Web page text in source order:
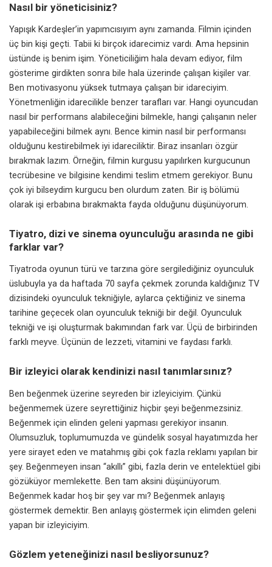
Nasıl bir yöneticisiniz?
Yapışık Kardeşler’in yapımcısıyım aynı zamanda. Filmin içinden
üç bin kişi geçti. Tabii ki birçok idarecimiz vardı. Ama hepsinin
üstünde iş benim işim. Yöneticiliğim hala devam ediyor, film
gösterime girdikten sonra bile hala üzerinde çalışan kişiler var.
Ben motivasyonu yüksek tutmaya çalışan bir idareciyim.
Yönetmenliğin idarecilikle benzer tarafları var. Hangi oyuncudan
nasıl bir performans alabileceğini bilmekle, hangi çalışanın neler
yapabileceğini bilmek aynı. Bence kimin nasıl bir performansı
olduğunu kestirebilmek iyi idareciliktir. Biraz insanları özgür
bırakmak lazım. Örneğin, filmin kurgusu yapılırken kurgucunun
tecrübesine ve bilgisine kendimi teslim etmem gerekiyor. Bunu
çok iyi bilseydim kurgucu ben olurdum zaten. Bir iş bölümü
olarak işi erbabına bırakmakta fayda olduğunu düşünüyorum.
Tiyatro, dizi ve sinema oyunculuğu arasında ne gibi
farklar var?
Tiyatroda oyunun türü ve tarzına göre sergilediğiniz oyunculuk
üslubuyla ya da haftada 70 sayfa çekmek zorunda kaldığınız TV
dizisindeki oyunculuk tekniğiyle, aylarca çektiğiniz ve sinema
tarihine geçecek olan oyunculuk tekniği bir değil. Oyunculuk
tekniği ve işi oluşturmak bakımından fark var. Üçü de birbirinden
farklı meyve. Üçünün de lezzeti, vitamini ve faydası farklı.
Bir izleyici olarak kendinizi nasıl tanımlarsınız?
Ben beğenmek üzerine seyreden bir izleyiciyim. Çünkü
beğenmemek üzere seyrettiğiniz hiçbir şeyi beğenmezsiniz.
Beğenmek için elinden geleni yapması gerekiyor insanın.
Olumsuzluk, toplumumuzda ve gündelik sosyal hayatımızda her
yere sirayet eden ve matahmış gibi çok fazla reklamı yapılan bir
şey. Beğenmeyen insan “akıllı” gibi, fazla derin ve entelektüel gibi
gözüküyor memlekette. Ben tam aksini düşünüyorum.
Beğenmek kadar hoş bir şey var mı? Beğenmek anlayış
göstermek demektir. Ben anlayış göstermek için elimden geleni
yapan bir izleyiciyim.
Gözlem yeteneğinizi nasıl besliyorsunuz?